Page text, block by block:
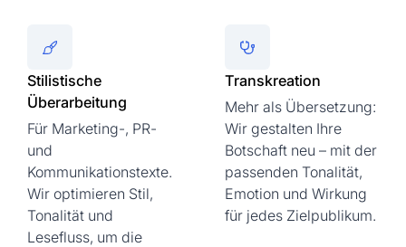
Stilistische
Überarbeitung
Für Marketing-, PR-
und
Kommunikationstexte.
Wir optimieren Stil,
Tonalität und
Lesefluss, um die
Transkreation
Mehr als Übersetzung:
Wir gestalten Ihre
Botschaft neu – mit der
passenden Tonalität,
Emotion und Wirkung
für jedes Zielpublikum.